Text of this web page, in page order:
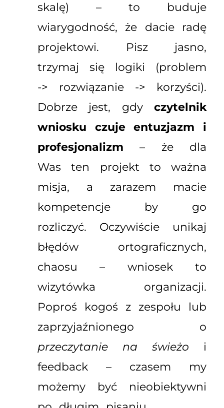
skalę) – to buduje
wiarygodność, że dacie radę
projektowi. Pisz jasno,
trzymaj się logiki (problem
-> rozwiązanie -> korzyści).
Dobrze jest, gdy czytelnik
wniosku czuje entuzjazm i
profesjonalizm – że dla
Was ten projekt to ważna
misja, a zarazem macie
kompetencje by go
rozliczyć. Oczywiście unikaj
błędów ortograficznych,
chaosu – wniosek to
wizytówka organizacji.
Poproś kogoś z zespołu lub
zaprzyjaźnionego o
przeczytanie na świeżo i
feedback – czasem my
możemy być nieobiektywni